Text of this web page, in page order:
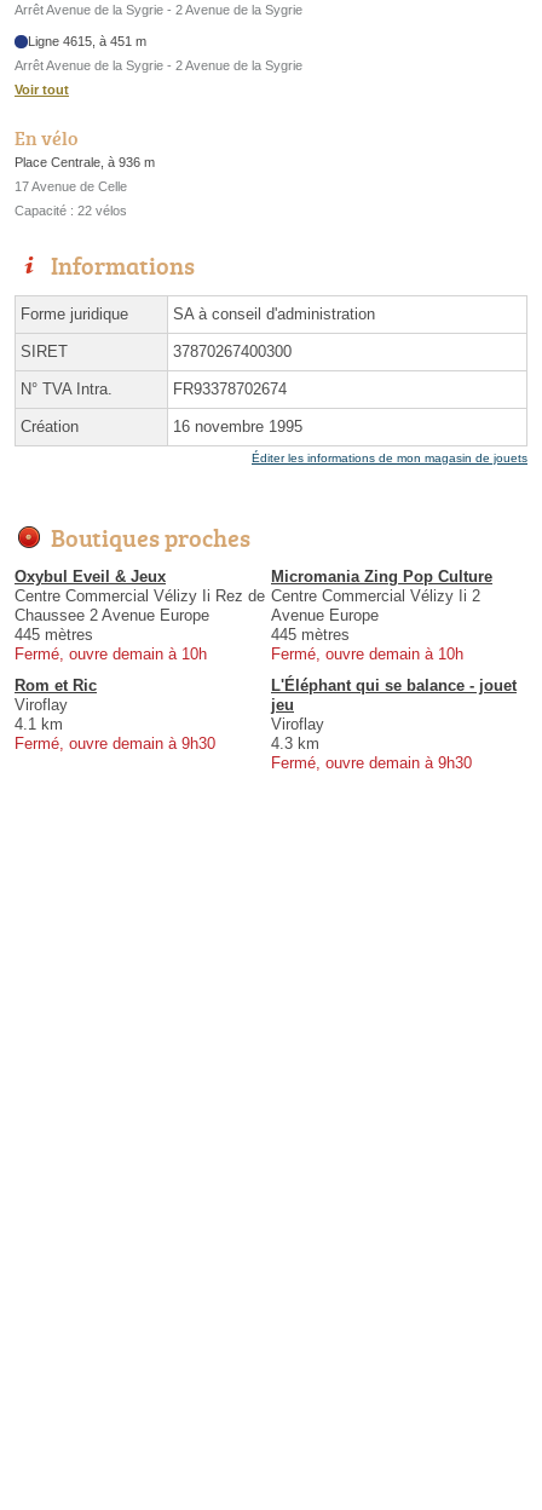
Arrêt Avenue de la Sygrie - 2 Avenue de la Sygrie
Ligne 4615, à 451 m
Arrêt Avenue de la Sygrie - 2 Avenue de la Sygrie
Voir tout
En vélo
Place Centrale, à 936 m
17 Avenue de Celle
Capacité : 22 vélos
Informations
Forme juridique SA à conseil d'administration
SIRET 37870267400300
N° TVA Intra. FR93378702674
Création 16 novembre 1995
Éditer les informations de mon magasin de jouets
Boutiques proches
Oxybul Eveil & Jeux
Centre Commercial Vélizy Ii Rez de
Chaussee 2 Avenue Europe
445 mètres
Fermé, ouvre demain à 10h
Micromania Zing Pop Culture
Centre Commercial Vélizy Ii 2
Avenue Europe
445 mètres
Fermé, ouvre demain à 10h
Rom et Ric
Viroflay
4.1 km
Fermé, ouvre demain à 9h30
L'Éléphant qui se balance - jouet
jeu
Viroflay
4.3 km
Fermé, ouvre demain à 9h30